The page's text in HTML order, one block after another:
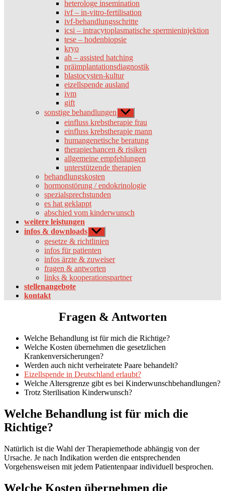
heterologe insemination
ivf – in-vitro-fertilisation
ivf-behandlungsschritte
icsi – intracytoplasmatische spermieninjektion
tese – hodenbiopsie
kryo
ah – assisted hatching
präimplantationsdiagnostik
blastocysten-kultur
eizellspende ausland
ivm
gift
sonstige behandlungen Untermenü
anzeigen
einfluss krebstherapie frau
einfluss krebstherapie mann
humangenetische beratung
therapiechancen & risiken
allgemeine empfehlungen
unterstützende therapien
behandlungskosten
hormonstörung / endokrinologie
spezialsprechstunden
es hat geklappt
abschied vom kinderwunsch
weitere leistungen
infos & downloads Untermenü
anzeigen
gesetze & richtlinien
infos für patienten
infos ärzte & zuweiser
fragen & antworten
links & kooperationspartner
stellenangebote
kontakt
Fragen & Antworten
Welche Behandlung ist für mich die Richtige?
Welche Kosten übernehmen die gesetzlichen
Krankenversicherungen?
Werden auch nicht verheiratete Paare behandelt?
Eizellspende in Deutschland erlaubt?
Welche Altersgrenze gibt es bei Kinderwunschbehandlungen?
Trotz Sterilisation Kinderwunsch?
Welche Behandlung ist für mich die
Richtige?
Natürlich ist die Wahl der Therapiemethode abhängig von der
Ursache. Je nach Indikation werden die entsprechenden
Vorgehensweisen mit jedem Patientenpaar individuell besprochen.
Welche Kosten übernehmen die